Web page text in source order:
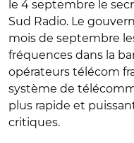
le 4 septembre le
Sud Radio. Le
mois de septembre
fréquences dans la
opérateurs télécom
système de
plus rapide et
critiques.